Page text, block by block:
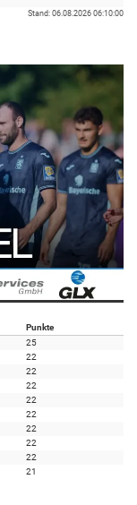
Stand: 06.08.2026 06:10:00
Punkte
25
22
22
22
22
22
22
22
22
21